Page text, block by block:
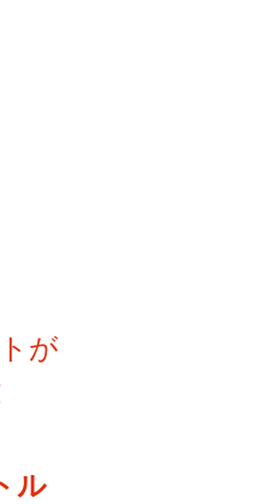
が
ル